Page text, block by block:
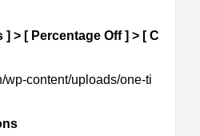
> [ Percentage Off ] > [ C